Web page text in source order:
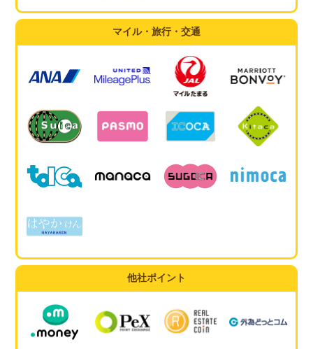
マイル・旅行・交通
他社ポイント